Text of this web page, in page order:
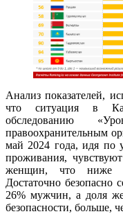
Анализ показателей,
что ситуация в
обследованию
правоохранительным
май 2024 года, идя по
проживания,
женщин, что ниже
Достаточно
26% мужчин, а доля
безопасности, больше,